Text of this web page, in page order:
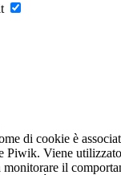
di cookie è
Piwik. Viene
il